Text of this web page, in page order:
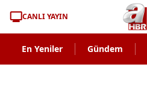
CANLI YAYIN
En Yeniler Gündem